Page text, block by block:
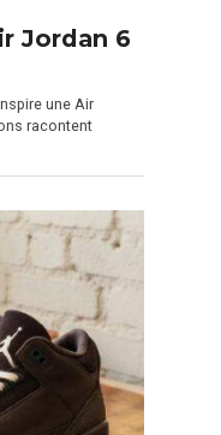
Jordan 6
une Air
racontent